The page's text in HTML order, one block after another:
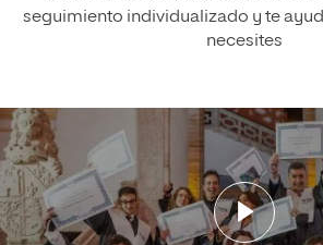
seguimiento individualizado y te
necesites